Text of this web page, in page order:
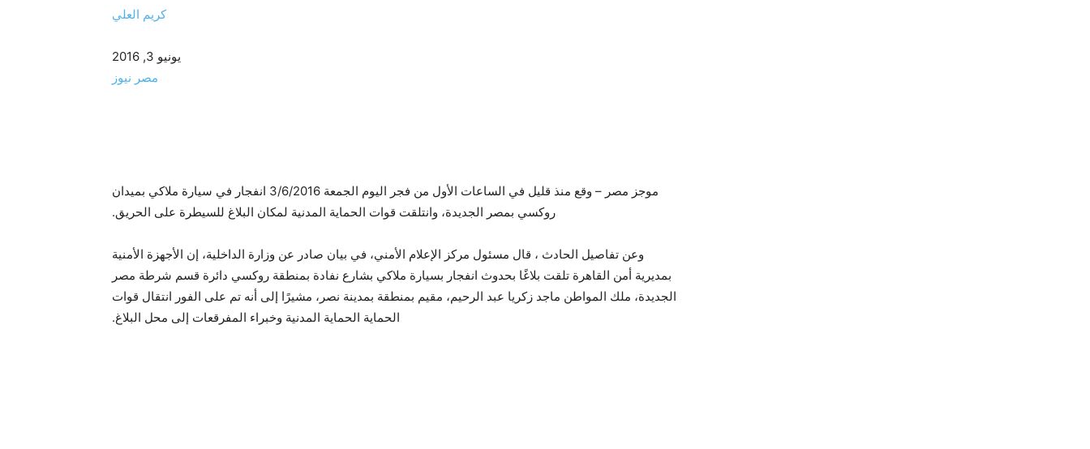
كريم العلي
يونيو 3, 2016
مصر نيوز
موجز مصر – وقع منذ قليل في الساعات الأول من فجر اليوم الجمعة 3/6/2016 انفجار في سيارة ملاكي بميدان
روكسي بمصر الجديدة، وانتلقت قوات الحماية المدنية لمكان البلاغ للسيطرة على الحريق.
وعن تفاصيل الحادث ، قال مسئول مركز الإعلام الأمني، في بيان صادر عن وزارة الداخلية، إن الأجهزة الأمنية
بمديرية أمن القاهرة تلقت بلاغًا بحدوث انفجار بسيارة ملاكي بشارع نفادة بمنطقة روكسي دائرة قسم شرطة مصر
الجديدة، ملك المواطن ماجد زكريا عبد الرحيم، مقيم بمنطقة بمدينة نصر، مشيرًا إلى أنه تم على الفور انتقال قوات
الحماية الحماية المدنية وخبراء المفرقعات إلى محل البلاغ.